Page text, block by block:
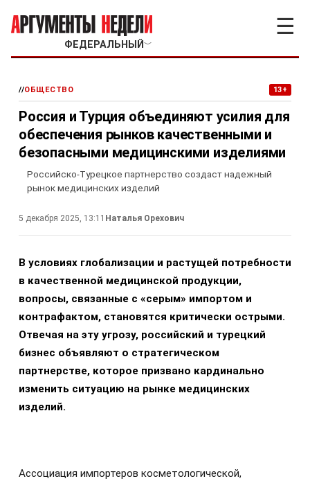
ФЕДЕРАЛЬНЫЙ ﹀
☰
//ОБЩЕСТВО 13+
Россия и Турция объединяют усилия для
обеспечения рынков качественными и
безопасными медицинскими изделиями
Российско-Турецкое партнерство создаст надежный
рынок медицинских изделий
5 декабря 2025, 13:11 Наталья Орехович
В условиях глобализации и растущей потребности
в качественной медицинской продукции,
вопросы, связанные с «серым» импортом и
контрафактом, становятся критически острыми.
Отвечая на эту угрозу, российский и турецкий
бизнес объявляют о стратегическом
партнерстве, которое призвано кардинально
изменить ситуацию на рынке медицинских
изделий.
Ассоциация импортеров косметологической,